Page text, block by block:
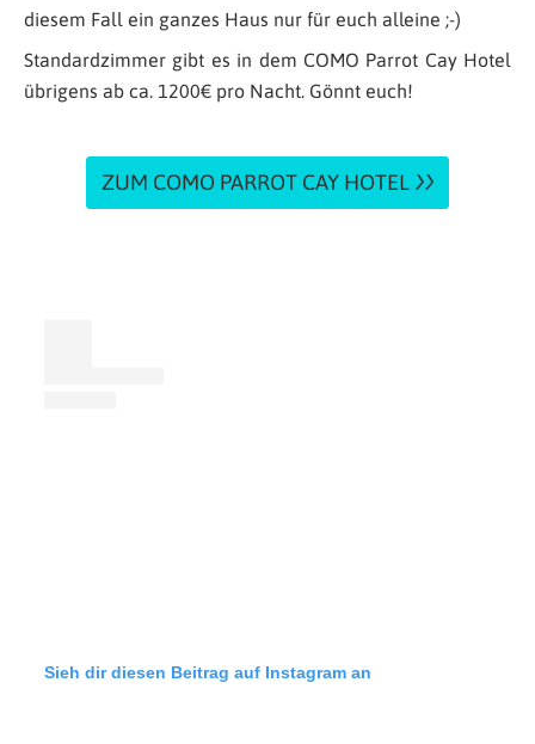
diesem Fall ein ganzes Haus nur für euch alleine ;-)
Standardzimmer gibt es in dem COMO Parrot Cay Hotel
übrigens ab ca. 1200€ pro Nacht. Gönnt euch!
ZUM COMO PARROT CAY HOTEL
Sieh dir diesen Beitrag auf Instagram an